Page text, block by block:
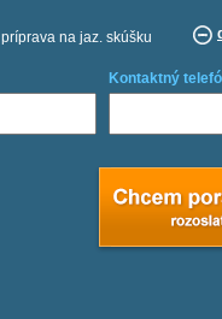
príprava na jaz. skúšku
Kontaktný